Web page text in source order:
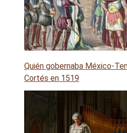
Quién gobernaba México-
Cortés en 1519